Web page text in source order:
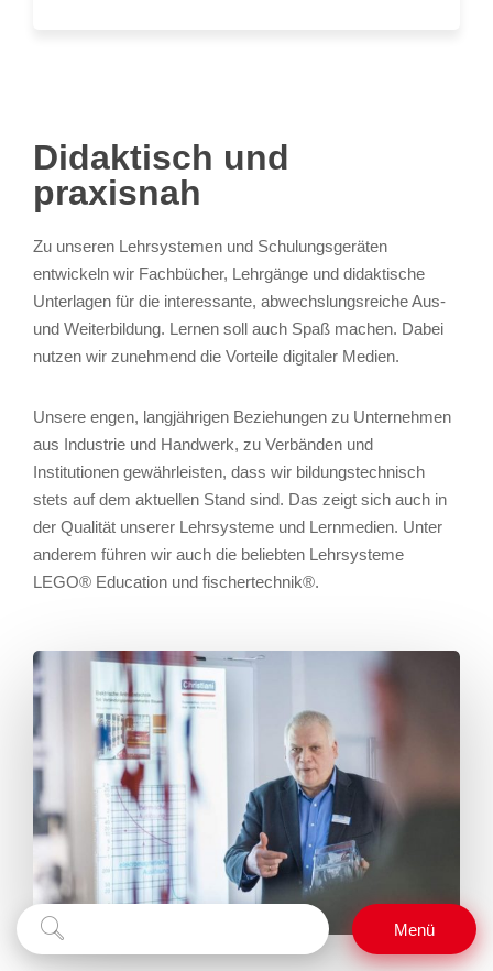
Menü
Didaktisch und
praxisnah
Zu unseren Lehrsystemen und Schulungsgeräten
entwickeln wir Fachbücher, Lehrgänge und didaktische
Unterlagen für die interessante, abwechslungsreiche Aus-
und Weiterbildung. Lernen soll auch Spaß machen. Dabei
nutzen wir zunehmend die Vorteile digitaler Medien.
Unsere engen, langjährigen Beziehungen zu Unternehmen
aus Industrie und Handwerk, zu Verbänden und
Institutionen gewährleisten, dass wir bildungstechnisch
stets auf dem aktuellen Stand sind. Das zeigt sich auch in
der Qualität unserer Lehrsysteme und Lernmedien. Unter
anderem führen wir auch die beliebten Lehrsysteme
LEGO® Education und fischertechnik®.